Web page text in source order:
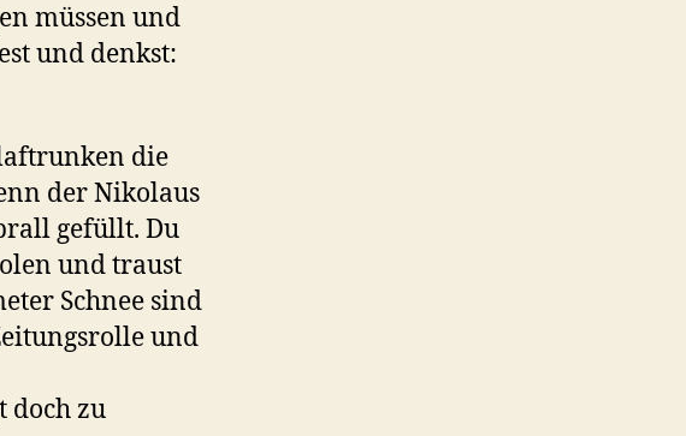
müssen und
und denkst:
die
der Nikolaus
gefüllt. Du
und traust
Schnee sind
und
doch zu